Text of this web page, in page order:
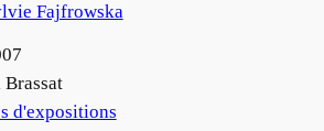
Fajfrowska
Brassat
àd'expositions